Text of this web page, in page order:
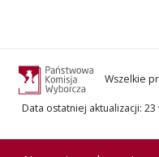
Wszelkie
Data ostatniej aktualizacji: 23